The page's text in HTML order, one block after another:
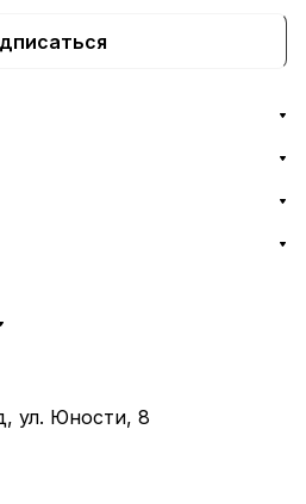
ул. Юности, 8